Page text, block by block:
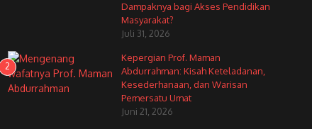
Dampaknya bagi Akses Pendidikan
Masyarakat?
Juli 31, 2026
2
Kepergian Prof. Maman
Abdurrahman: Kisah Keteladanan,
Kesederhanaan, dan Warisan
Pemersatu Umat
Juni 21, 2026